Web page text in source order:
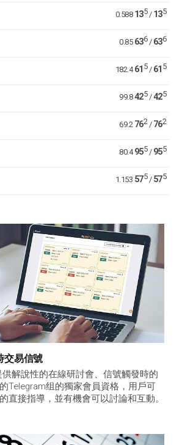
0.588 135/ 135
0.85 636/ 636
182.4 61 5/ 61 5
99.8 425/425
69.2 762/ 762
80.4 955/ 955
1.153 575/ 575
交易信號
供解說性的在線研討會、信號觸發時的
Telegram组的獨家會員資格，用戶可
直接指導，並有機會可以討論和互動。